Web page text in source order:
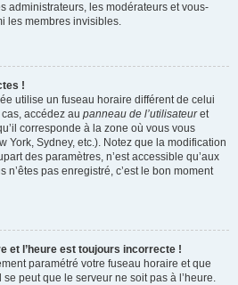
administrateurs, les modérateurs et vous-
les membres invisibles.
!
utilise un fuseau horaire différent de celui
accédez au panneau de l’utilisateuret
corresponde à la zone où vous vous
York, Sydney, etc.). Notez que la modification
des paramètres, n’est accessible qu’aux
n’êtes pas enregistré, c’est le bon moment
et l’heure est toujours incorrecte !
paramétré votre fuseau horaire et que
se peut que le serveur ne soit pas à l’heure.